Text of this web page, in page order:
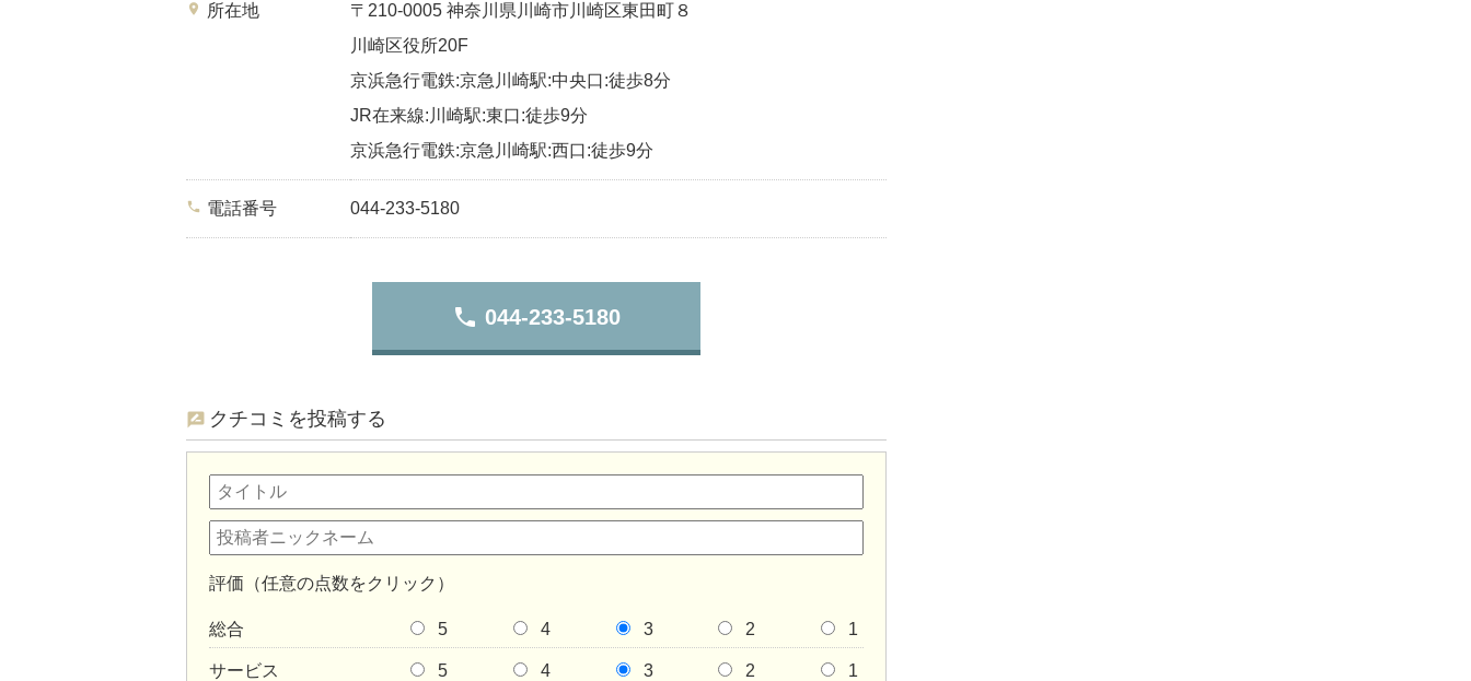
place 所在地
〒210-0005 神奈川県川崎市川崎区東田町８
川崎区役所20F
京浜急行電鉄:京急川崎駅:中央口:徒歩8分
JR在来線:川崎駅:東口:徒歩9分
京浜急行電鉄:京急川崎駅:西口:徒歩9分
phone 電話番号 044-233-5180
phone 044-233-5180
クチコミを投稿する
評価（任意の点数をクリック）
総合 5 4 3 2 1
サービス 5 4 3 2 1